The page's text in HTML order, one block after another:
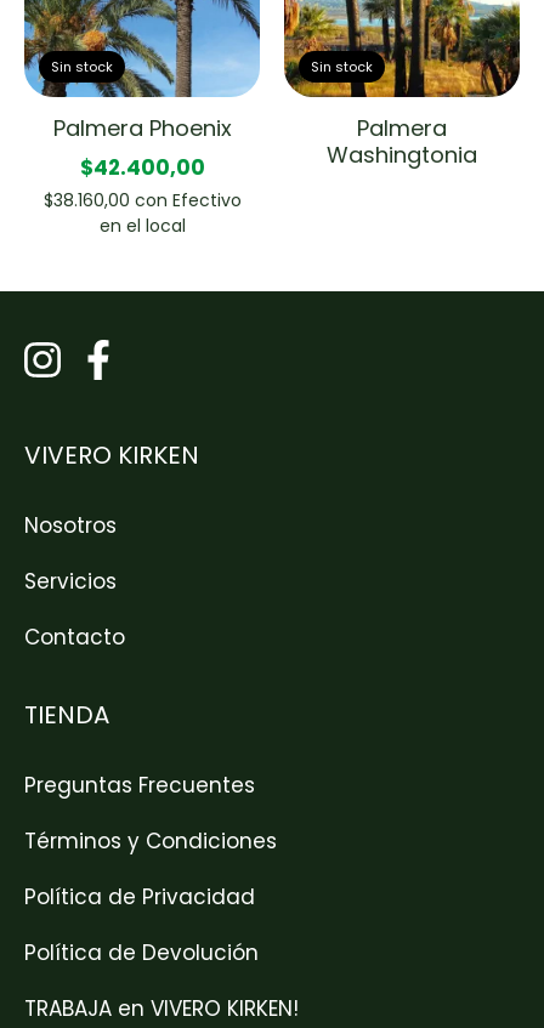
Sin stock
Palmera Phoenix
$42.400,00
$38.160,00 con Efectivo
en el local
Sin stock
Palmera
Washingtonia
VIVERO KIRKEN
Nosotros
Servicios
Contacto
TIENDA
Preguntas Frecuentes
Términos y Condiciones
Política de Privacidad
Política de Devolución
TRABAJA en VIVERO KIRKEN!